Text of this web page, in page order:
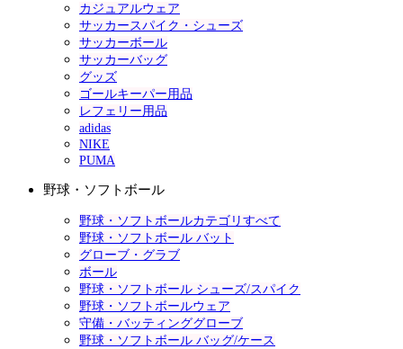
カジュアルウェア
サッカースパイク・シューズ
サッカーボール
サッカーバッグ
グッズ
ゴールキーパー用品
レフェリー用品
adidas
NIKE
PUMA
野球・ソフトボール
野球・ソフトボールカテゴリすべて
野球・ソフトボール バット
グローブ・グラブ
ボール
野球・ソフトボール シューズ/スパイク
野球・ソフトボールウェア
守備・バッティンググローブ
野球・ソフトボール バッグ/ケース